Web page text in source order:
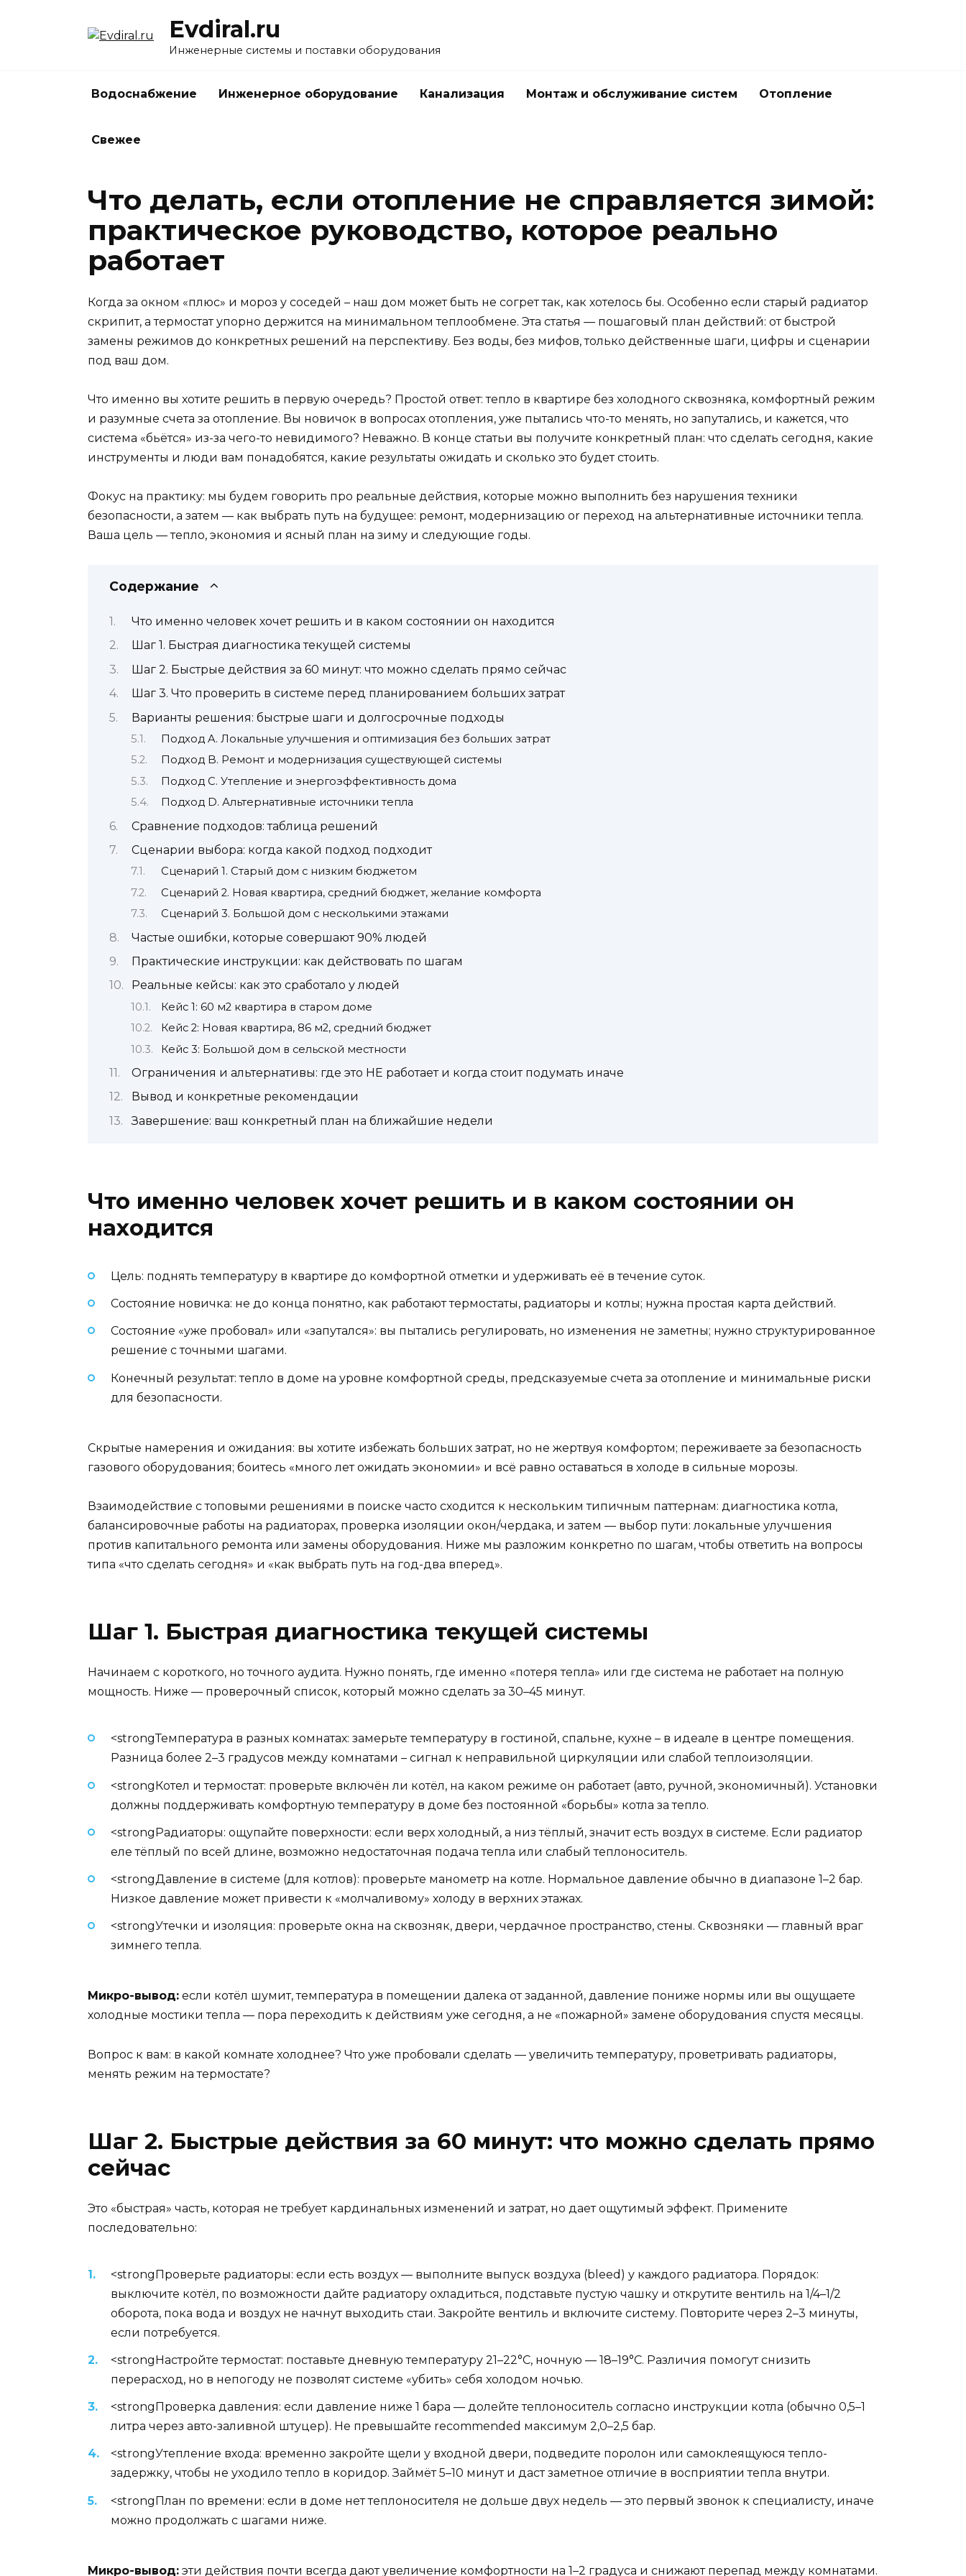
Evdiral.ru
Инженерные системы и поставки оборудования
Водоснабжение Инженерное оборудование Канализация Монтаж и обслуживание систем Отопление
Свежее
Что делать, если отопление не справляется зимой:
практическое руководство, которое реально
работает
Когда за окном «плюс» и мороз у соседей – наш дом может быть не согрет так, как хотелось бы. Особенно если старый радиатор
скрипит, а термостат упорно держится на минимальном теплообмене. Эта статья — пошаговый план действий: от быстрой
замены режимов до конкретных решений на перспективу. Без воды, без мифов, только действенные шаги, цифры и сценарии
под ваш дом.
Что именно вы хотите решить в первую очередь? Простой ответ: тепло в квартире без холодного сквозняка, комфортный режим
и разумные счета за отопление. Вы новичок в вопросах отопления, уже пытались что-то менять, но запутались, и кажется, что
система «бьётся» из-за чего-то невидимого? Неважно. В конце статьи вы получите конкретный план: что сделать сегодня, какие
инструменты и люди вам понадобятся, какие результаты ожидать и сколько это будет стоить.
Фокус на практику: мы будем говорить про реальные действия, которые можно выполнить без нарушения техники
безопасности, а затем — как выбрать путь на будущее: ремонт, модернизацию or переход на альтернативные источники тепла.
Ваша цель — тепло, экономия и ясный план на зиму и следующие годы.
Содержание
Что именно человек хочет решить и в каком состоянии он находится
Шаг 1. Быстрая диагностика текущей системы
Шаг 2. Быстрые действия за 60 минут: что можно сделать прямо сейчас
Шаг 3. Что проверить в системе перед планированием больших затрат
Варианты решения: быстрые шаги и долгосрочные подходы
Подход A. Локальные улучшения и оптимизация без больших затрат
Подход B. Ремонт и модернизация существующей системы
Подход C. Утепление и энергоэффективность дома
Подход D. Альтернативные источники тепла
Сравнение подходов: таблица решений
Сценарии выбора: когда какой подход подходит
Сценарий 1. Старый дом с низким бюджетом
Сценарий 2. Новая квартира, средний бюджет, желание комфорта
Сценарий 3. Большой дом с несколькими этажами
Частые ошибки, которые совершают 90% людей
Практические инструкции: как действовать по шагам
Реальные кейсы: как это сработало у людей
Кейс 1: 60 м2 квартира в старом доме
Кейс 2: Новая квартира, 86 м2, средний бюджет
Кейс 3: Большой дом в сельской местности
Ограничения и альтернативы: где это НЕ работает и когда стоит подумать иначе
Вывод и конкретные рекомендации
Завершение: ваш конкретный план на ближайшие недели
Что именно человек хочет решить и в каком состоянии он
находится
Цель: поднять температуру в квартире до комфортной отметки и удерживать её в течение суток.
Состояние новичка: не до конца понятно, как работают термостаты, радиаторы и котлы; нужна простая карта действий.
Состояние «уже пробовал» или «запутался»: вы пытались регулировать, но изменения не заметны; нужно структурированное
решение с точными шагами.
Конечный результат: тепло в доме на уровне комфортной среды, предсказуемые счета за отопление и минимальные риски
для безопасности.
Скрытые намерения и ожидания: вы хотите избежать больших затрат, но не жертвуя комфортом; переживаете за безопасность
газового оборудования; боитесь «много лет ожидать экономии» и всё равно оставаться в холоде в сильные морозы.
Взаимодействие с топовыми решениями в поиске часто сходится к нескольким типичным паттернам: диагностика котла,
балансировочные работы на радиаторах, проверка изоляции окон/чердака, и затем — выбор пути: локальные улучшения
против капитального ремонта или замены оборудования. Ниже мы разложим конкретно по шагам, чтобы ответить на вопросы
типа «что сделать сегодня» и «как выбрать путь на год-два вперед».
Шаг 1. Быстрая диагностика текущей системы
Начинаем с короткого, но точного аудита. Нужно понять, где именно «потеря тепла» или где система не работает на полную
мощность. Ниже — проверочный список, который можно сделать за 30–45 минут.
<strongТемпература в разных комнатах: замерьте температуру в гостиной, спальне, кухне – в идеале в центре помещения.
Разница более 2–3 градусов между комнатами – сигнал к неправильной циркуляции или слабой теплоизоляции.
<strongКотел и термостат: проверьте включён ли котёл, на каком режиме он работает (авто, ручной, экономичный). Установки
должны поддерживать комфортную температуру в доме без постоянной «борьбы» котла за тепло.
<strongРадиаторы: ощупайте поверхности: если верх холодный, а низ тёплый, значит есть воздух в системе. Если радиатор
еле тёплый по всей длине, возможно недостаточная подача тепла или слабый теплоноситель.
<strongДавление в системе (для котлов): проверьте манометр на котле. Нормальное давление обычно в диапазоне 1–2 бар.
Низкое давление может привести к «молчаливому» холоду в верхних этажах.
<strongУтечки и изоляция: проверьте окна на сквозняк, двери, чердачное пространство, стены. Сквозняки — главный враг
зимнего тепла.
Микро-вывод: если котёл шумит, температура в помещении далека от заданной, давление пониже нормы или вы ощущаете
холодные мостики тепла — пора переходить к действиям уже сегодня, а не «пожарной» замене оборудования спустя месяцы.
Вопрос к вам: в какой комнате холоднее? Что уже пробовали сделать — увеличить температуру, проветривать радиаторы,
менять режим на термостате?
Шаг 2. Быстрые действия за 60 минут: что можно сделать прямо
сейчас
Это «быстрая» часть, которая не требует кардинальных изменений и затрат, но дает ощутимый эффект. Примените
последовательно:
<strongПроверьте радиаторы: если есть воздух — выполните выпуск воздуха (bleed) у каждого радиатора. Порядок:
выключите котёл, по возможности дайте радиатору охладиться, подставьте пустую чашку и открутите вентиль на 1/4–1/2
оборота, пока вода и воздух не начнут выходить стаи. Закройте вентиль и включите систему. Повторите через 2–3 минуты,
если потребуется.
<strongНастройте термостат: поставьте дневную температуру 21–22°C, ночную — 18–19°C. Различия помогут снизить
перерасход, но в непогоду не позволят системе «убить» себя холодом ночью.
<strongПроверка давления: если давление ниже 1 бара — долейте теплоноситель согласно инструкции котла (обычно 0,5–1
литра через авто-заливной штуцер). Не превышайте recommended максимум 2,0–2,5 бар.
<strongУтепление входа: временно закройте щели у входной двери, подведите поролон или самоклеящуюся тепло-
задержку, чтобы не уходило тепло в коридор. Займёт 5–10 минут и даст заметное отличие в восприятии тепла внутри.
<strongПлан по времени: если в доме нет теплоносителя не дольше двух недель — это первый звонок к специалисту, иначе
можно продолжать с шагами ниже.
Микро-вывод: эти действия почти всегда дают увеличение комфортности на 1–2 градуса и снижают перепад между комнатами.